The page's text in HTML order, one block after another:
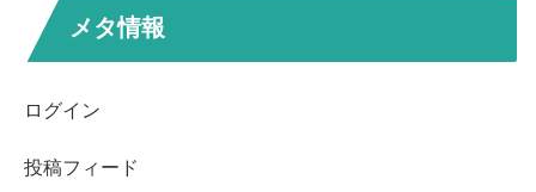
メタ情報
ログイン
投稿フィード